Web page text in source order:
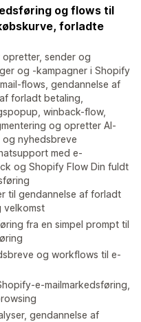
og flows til
forladte
sender og
og -kampagner i Shopify
flows, gendannelse af
forladt betaling,
winback-flow,
og opretter AI-
og nyhedsbreve
med e-
og Shopify Flow Din fuldt
til gendannelse af forladt
velkomst
fra en simpel prompt til
og workflows til e-
e-mailmarkedsføring,
gendannelse af